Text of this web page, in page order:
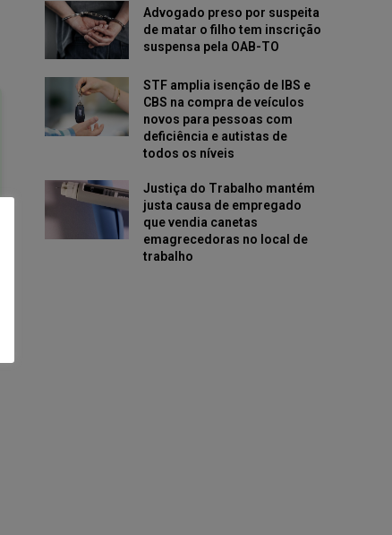
Advogado preso por suspeita
de matar o filho tem inscrição
suspensa pela OAB-TO
STF amplia isenção de IBS e
CBS na compra de veículos
novos para pessoas com
deficiência e autistas de
todos os níveis
Justiça do Trabalho mantém
justa causa de empregado
que vendia canetas
emagrecedoras no local de
trabalho